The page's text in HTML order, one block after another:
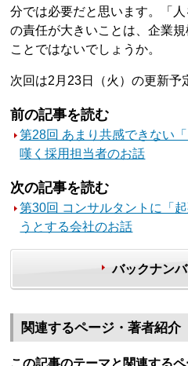
分では必要だと思います。「
の責任が大きいことは、企業
ことではないでしょうか。
次回は2月23日（火）の更新予
前の記事を読む
第28回 あまり共感できない
嘆く採用担当者のお話
次の記事を読む
第30回 コンサルタントに「
うとする会社のお話
バックナン
関連するページ・著者紹介
この記事のテーマと関連する